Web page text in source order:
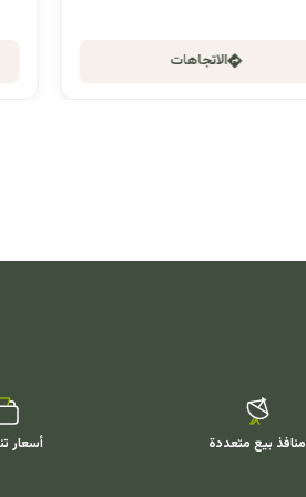
الاتجاهات
منافذ بيع متعددة أسعار